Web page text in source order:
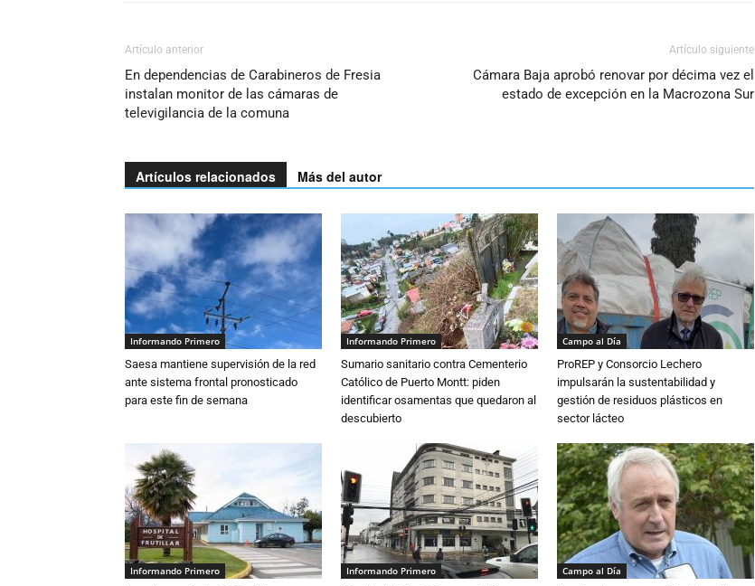
Artículo anterior
En dependencias de Carabineros de Fresia
instalan monitor de las cámaras de
televigilancia de la comuna
Artículo siguiente
Cámara Baja aprobó renovar por décima vez el
estado de excepción en la Macrozona Sur
Artículos relacionados Más del autor
Informando Primero
Saesa mantiene supervisión de la red
ante sistema frontal pronosticado
para este fin de semana
Informando Primero
Sumario sanitario contra Cementerio
Católico de Puerto Montt: piden
identificar osamentas que quedaron al
descubierto
Campo al Día
ProREP y Consorcio Lechero
impulsarán la sustentabilidad y
gestión de residuos plásticos en
sector lácteo
Informando Primero Informando Primero Campo al Día